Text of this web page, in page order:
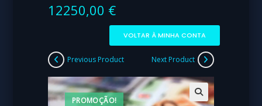
12250,00 €
VOLTAR À MINHA CONTA
PROMOÇÃO!
Previous Product Next Product